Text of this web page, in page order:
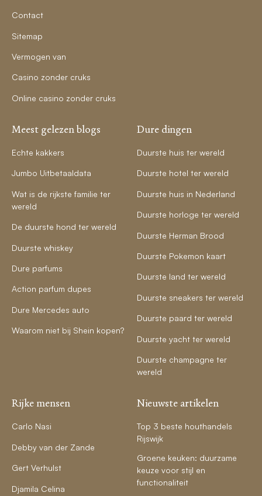
Contact
Sitemap
Vermogen van
Casino zonder cruks
Online casino zonder cruks
Meest gelezen blogs
Echte kakkers
Jumbo Uitbetaaldata
Wat is de rijkste familie ter
wereld
De duurste hond ter wereld
Duurste whiskey
Dure parfums
Action parfum dupes
Dure Mercedes auto
Waarom niet bij Shein kopen?
Dure dingen
Duurste huis ter wereld
Duurste hotel ter wereld
Duurste huis in Nederland
Duurste horloge ter wereld
Duurste Herman Brood
Duurste Pokemon kaart
Duurste land ter wereld
Duurste sneakers ter wereld
Duurste paard ter wereld
Duurste yacht ter wereld
Duurste champagne ter
wereld
Rijke mensen
Carlo Nasi
Debby van der Zande
Gert Verhulst
Djamila Celina
Nieuwste artikelen
Top 3 beste houthandels
Rijswijk
Groene keuken: duurzame
keuze voor stijl en
functionaliteit